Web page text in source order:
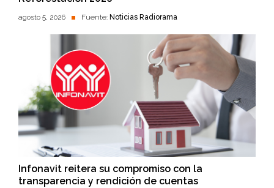
agosto 5, 2026 Fuente: Noticias Radiorama
Infonavit reitera su compromiso con la
transparencia y rendición de cuentas